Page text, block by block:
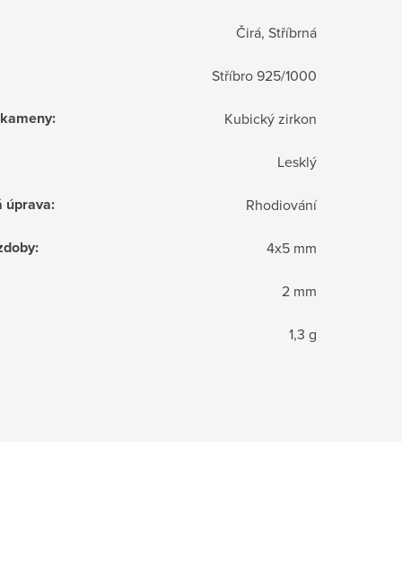
Čirá, Stříbrná
Stříbro 925/1000
: Kubický zirkon
Lesklý
úprava: Rhodiování
: 4x5 mm
2 mm
1,3 g